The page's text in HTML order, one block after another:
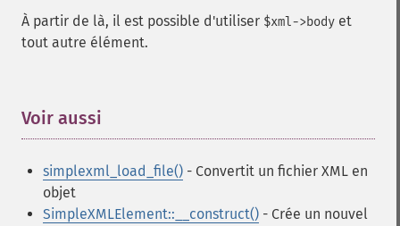
À partir de là, il est possible d'utiliser $xml->body et
tout autre élément.
Voir aussi
simplexml_load_file() - Convertit un fichier XML en
objet
SimpleXMLElement::__construct() - Crée un nouvel